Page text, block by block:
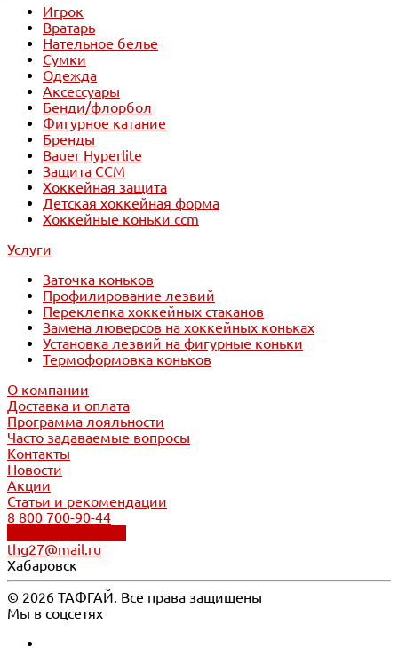
Игрок
Вратарь
Нательное белье
Сумки
Одежда
Аксессуары
Бенди/флорбол
Фигурное катание
Бренды
Bauer Hyperlite
Защита CCM
Хоккейная защита
Детская хоккейная форма
Хоккейные коньки ccm
Услуги
Заточка коньков
Профилирование лезвий
Переклепка хоккейных стаканов
Замена люверсов на хоккейных коньках
Установка лезвий на фигурные коньки
Термоформовка коньков
О компании
Доставка и оплата
Программа лояльности
Часто задаваемые вопросы
Контакты
Новости
Акции
Статьи и рекомендации
8 800 700-90-44
thg27@mail.ru
Хабаровск
© 2026 ТАФГАЙ. Все права защищены
Мы в соцсетях